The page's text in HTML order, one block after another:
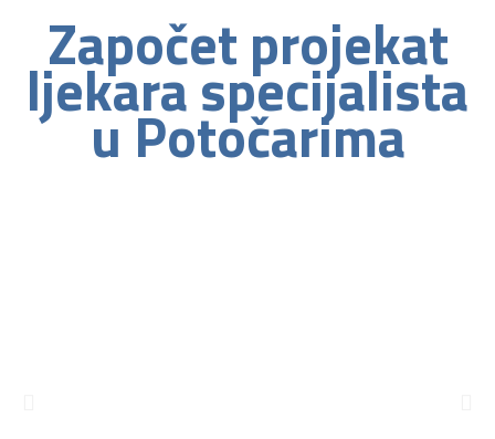
Započet projekat
ljekara specijalista
u Potočarima